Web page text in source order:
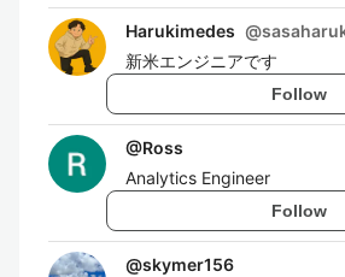
Harukimedes @
新米エンジニアです
Follow
@Ross
Analytics Engineer
Follow
@skymer156